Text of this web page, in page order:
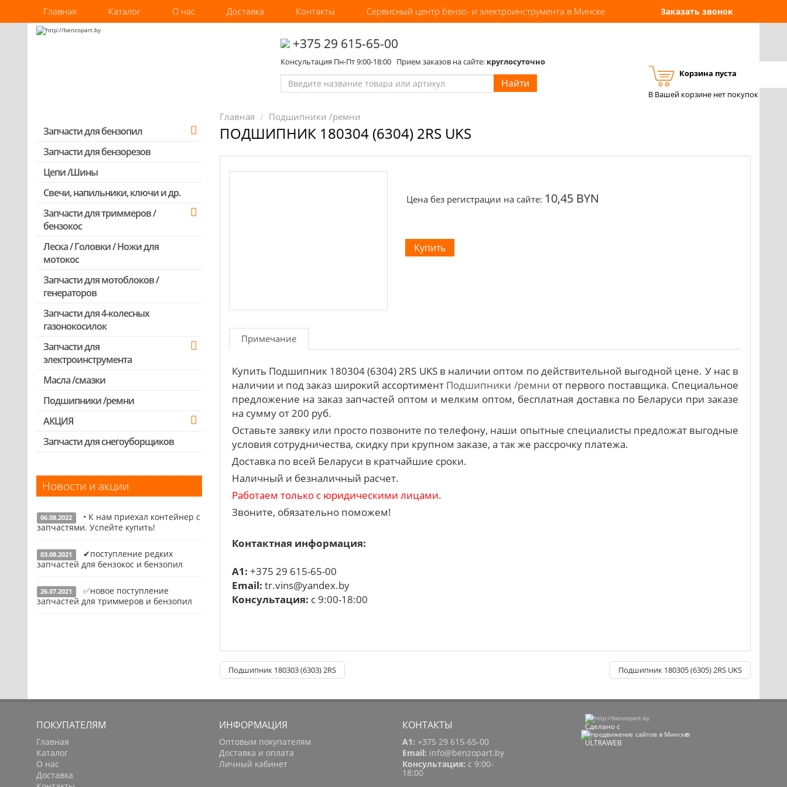
Заказать звонок
Главная Каталог О нас Доставка Контакты Сервисный центр бензо- и электроинструмента в Минске
‎+375 29 615-65-00
Консультация Пн-Пт 9:00-18:00 Прием заказов на сайте: круглосуточно
Корзина пуста
В Вашей корзине нет покупок
Найти Вход Регистрация
Запчасти для бензопил
Запчасти для бензопил Stihl
Запчасти для бензопил Husqvarna,
Запчасти для Китайских бензопил
Запчасти для бензопил Oleo-mac,
Echo и др.
Запчасти для бензорезов
Цепи /Шины
Свечи, напильники, ключи и др.
Запчасти для триммеров /
бензокос
Запчасти для Китайских триммеров
Запчасти для мотокос Stihl
/Husqvarna /Oleo-mac /Echo и др.
Леска / Головки / Ножи для
мотокос
Запчасти для мотоблоков /
генераторов
Запчасти для 4-колесных
газонокосилок
Запчасти для
электроинструмента
Двигатели, редукторы для
Патроны для шуруповертов /
перфораторов
Выключатели, переключатели
Запчасти для УШМ (болгарок)
другие
Якоря, статоры
Щётки, щёточные узлы
Масла /смазки
Подшипники /ремни
АКЦИЯ
Скидка 50%
Запчасти для снегоуборщиков
Новости и акции
06.08.2022
• К нам приехал контейнер с
запчастями. Успейте купить!
Подробнее
03.08.2021
✔поступление редких
запчастей для бензокос и бензопил
Подробнее
26.07.2021
✅новое поступление
запчастей для триммеров и бензопил
Главная Подшипники /ремни
ПОДШИПНИК 180304 (6304) 2RS UKS
Цена без регистрации на сайте: 10,45 BYN
Примечание
Купить Подшипник 180304 (6304) 2RS UKS в наличии оптом по действительной выгодной цене. У нас в
наличии и под заказ широкий ассортимент Подшипники /ремни от первого поставщика. Специальное
предложение на заказ запчастей оптом и мелким оптом, бесплатная доставка по Беларуси при заказе
на сумму от 200 руб.
Оставьте заявку или просто позвоните по телефону, наши опытные специалисты предложат выгодные
условия сотрудничества, скидку при крупном заказе, а так же рассрочку платежа.
Доставка по всей Беларуси в кратчайшие сроки.
Наличный и безналичный расчет.
Работаем только с юридическими лицами.
Звоните, обязательно поможем!
Контактная информация:
A1: +375 29 615-65-00
Email: tr.vins@yandex.by
Консультация: с 9:00-18:00
Подшипник 180303 (6303) 2RS Подшипник 180305 (6305) 2RS UKS
ПОКУПАТЕЛЯМ
Главная
Каталог
О нас
Доставка
ИНФОРМАЦИЯ
Оптовым покупателям
Доставка и оплата
Личный кабинет
КОНТАКТЫ
A1: +375 29 615-65-00
Email: info@benzopart.by
Консультация: с 9:00-
18:00
Сделано с
в
ULTRAWEB